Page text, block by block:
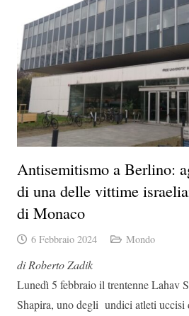
Antisemitismo a Berlino:
di una delle vittime
di Monaco
6 Febbraio 2024 Mondo
di Roberto Zadik
Lunedì 5 febbraio il trentenne Lahav
Shapira, uno degli undici atleti uccisi